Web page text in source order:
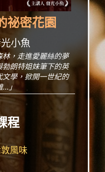
祕密花園
小魚
林，走進愛麗絲的夢
朗特姐妹筆下的英
學，掀開一世紀的
」
程
風味